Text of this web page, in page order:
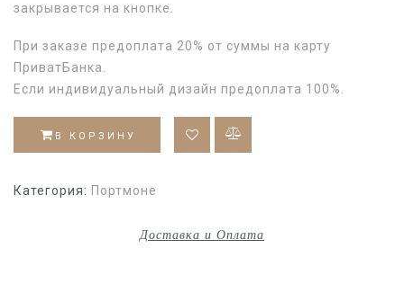
закрывается на кнопке.
При заказе предоплата 20% от суммы на карту
ПриватБанка.
Если индивидуальный дизайн предоплата 100%.
В КОРЗИНУ
Категория: Портмоне
Доставка и Оплата